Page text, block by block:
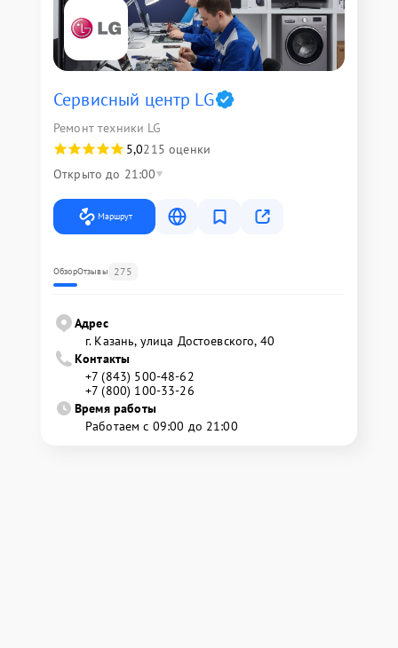
Сервисный центр LG
Ремонт техники LG
5,0215 оценки
Открыто до 21:00
Маршрут
ОбзорОтзывы 275
Адрес
г. Казань, улица Достоевского, 40
Контакты
+7 (843) 500-48-62
+7 (800) 100-33-26
Время работы
Работаем с 09:00 до 21:00